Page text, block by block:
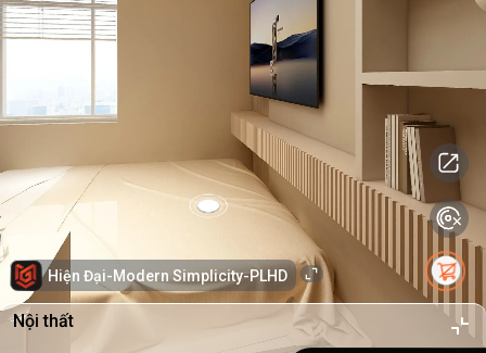
Hiện Đại-Modern Simplicity-PLHD
Nội thất